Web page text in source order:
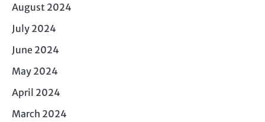
August 2024
July 2024
June 2024
May 2024
April 2024
March 2024